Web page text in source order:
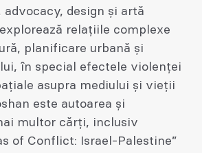
advocacy, design și artă
relațiile complexe
planificare urbană și
în special efectele violenței
asupra mediului și vieții
este autoarea și
multor cărți, inclusiv
of Conflict: Israel-Palestine”